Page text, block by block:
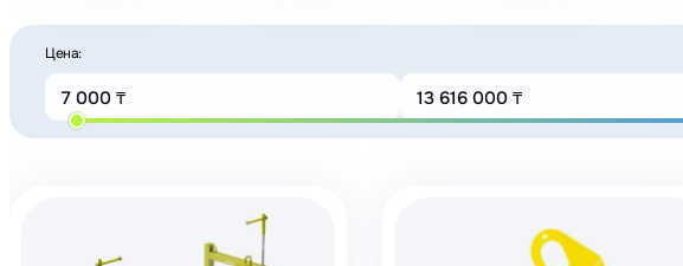
Цена: